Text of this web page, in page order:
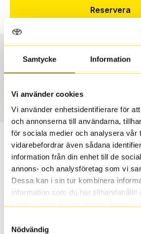
Samtycke Information
Vi använder cookies
Vi använder enhetsidentifierare för
och annonserna till användarna,
för sociala medier och analysera vår
vidarebefordrar även sådana
information från din enhet till de
annons- och analysföretag som vi
Dessa kan i sin tur kombinera
information som du har tillhandahållit
Nödvändig
Reservera
Däcktyp
USA, 4x4
Däckstorlek
255/65 R
2349
Passar detta däck min
Ange registreringsnummer för att
valt passar din bilmodell. Om du
sättas på dina befintliga fälgar, se
inte vara samma dimension som